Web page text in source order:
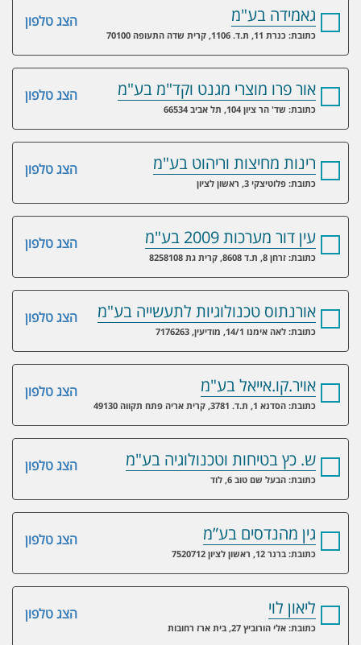
הצג טלפון גאמידה בע"מ
כתובת: כנרת 11, ת.ד. 1106, קרית שדה התעופה 70100
הצג טלפון אור פרו מוצרי מגנט וקד"מ בע"מ
כתובת: שד' הר ציון 104, תל אביב 66534
הצג טלפון רינות מחיצות וריהוט בע"מ
כתובת: פלוטיצקי 3, ראשון לציון
הצג טלפון עין דור מערכות 2009 בע"מ
כתובת: זרחן 8, ת.ד 8608, קרית גת 8258108
הצג טלפון אורנתוס טכנולוגיות לתעשייה בע"מ
כתובת: לאה אימנו 14/1, מודיעין, 7176263
הצג טלפון אויר.קו.אייאל בע"מ
כתובת: הסדנא 1, ת.ד. 3781, קרית אריה פתח תקווה 49130
הצג טלפון ש. כץ בטיחות וטכנולוגיה בע"מ
כתובת: הבעל שם טוב 6, לוד
הצג טלפון גין מהנדסים בע”מ
כתובת: ברנר 12, ראשון לציון 7520712
הצג טלפון ליאון לוי
כתובת: אלי הורוביץ 27, בית ארז רחובות